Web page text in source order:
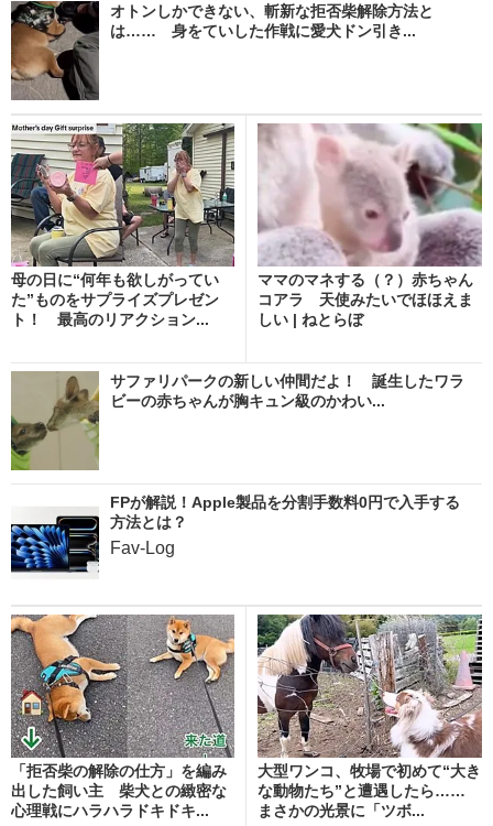
オトンしかできない、斬新な拒否柴解除方法と
は…… 身をていした作戦に愛犬ドン引き...
母の日に“何年も欲しがってい
た”ものをサプライズプレゼン
ト！ 最高のリアクション...
ママのマネする（？）赤ちゃん
コアラ 天使みたいでほほえま
しい | ねとらぼ
サファリパークの新しい仲間だよ！ 誕生したワラ
ビーの赤ちゃんが胸キュン級のかわい...
FPが解説！Apple製品を分割手数料0円で入手する
方法とは？
Fav-Log
「拒否柴の解除の仕方」を編み
出した飼い主 柴犬との緻密な
心理戦にハラハラドキドキ...
大型ワンコ、牧場で初めて“大き
な動物たち”と遭遇したら……
まさかの光景に「ツボ...